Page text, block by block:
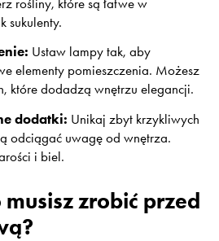
rośliny, które są łatwe w
sukulenty.
Ustaw lampy tak, aby
elementy pomieszczenia. Możesz
które dodadzą wnętrzu elegancji.
dodatki: Unikaj zbyt krzykliwych
odciągać uwagę od wnętrza.
i biel.
musisz zrobić przed